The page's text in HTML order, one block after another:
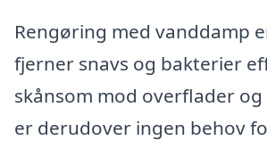
Rengøring med vanddamp
fjerner snavs og bakterier
skånsom mod overflader
er derudover ingen behov